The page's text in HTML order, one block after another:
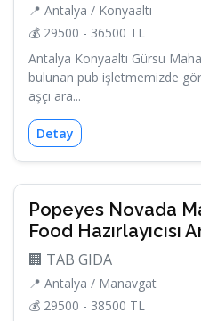
📍 Antalya / Konyaaltı
💰 29500 - 36500 TL
Antalya Konyaaltı Gürsu
bulunan pub işletmemizde
aşçı ara...
Detay
Popeyes Novada
Food Hazırlayıcısı
🏢 TAB GIDA
📍 Antalya / Manavgat
💰 29500 - 38500 TL